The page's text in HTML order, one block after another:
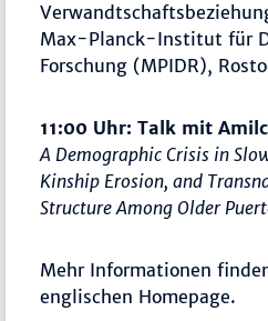
Max-Planck-Institut für
Forschung (MPIDR),
11:00 Uhr: Talk mit
A Demographic Crisis in
Kinship Erosion, and
Structure Among Older
Mehr Informationen
englischen Homepage.